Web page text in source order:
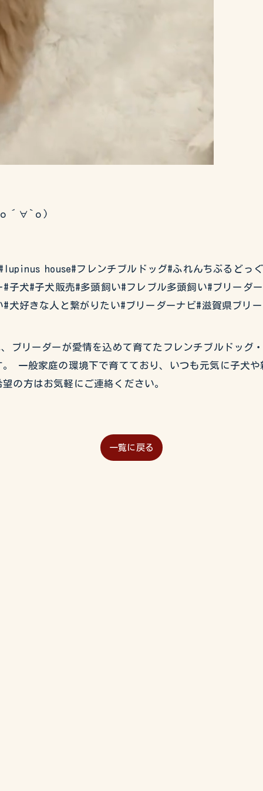
(о´∀`о)
#lupinus house#フレンチブルドッグ#ふれんちぶるどっ
子犬#子犬販売#多頭飼い#フレブル多頭飼い#ブリーダ
犬好きな人と繋がりたい#ブリーダーナビ#滋賀県ブリ
、ブリーダーが愛情を込めて育てたフレンチブルドッ
一般家庭の環境下で育てており、いつも元気に子犬
の方はお気軽にご連絡ください。
一覧に戻る